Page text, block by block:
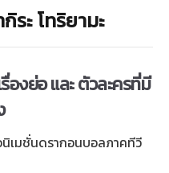
ระ โทริยามะ
องย่อ และ ตัวละครที่มี
เมชั่นดรากอนบอลภาคทีวี